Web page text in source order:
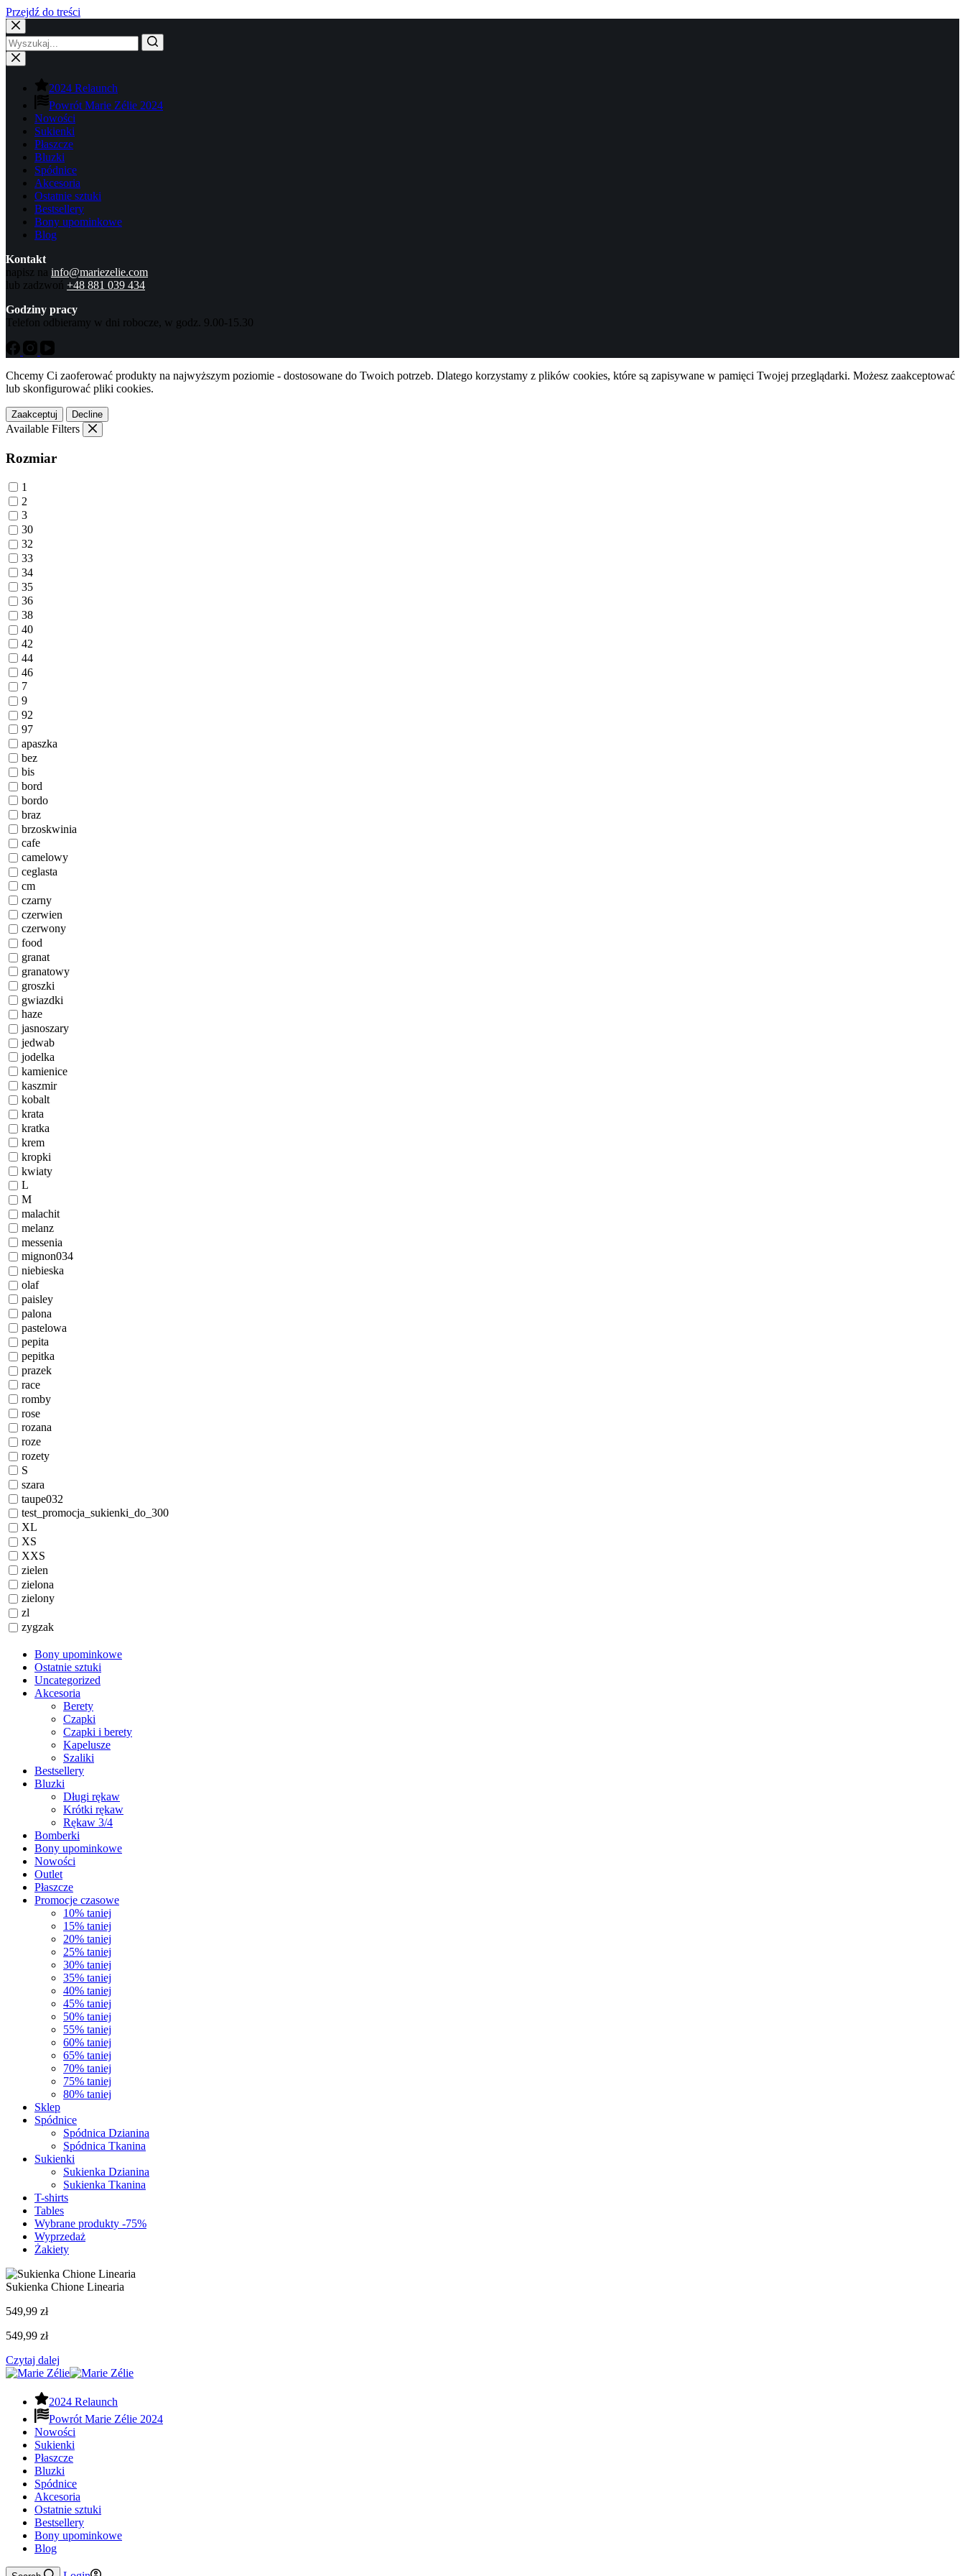
Przejdź do treści
2024 Relaunch
Powrót Marie Zélie 2024
Nowości
Sukienki
Płaszcze
Bluzki
Spódnice
Akcesoria
Ostatnie sztuki
Bestsellery
Bony upominkowe
Blog
Kontakt
napisz na info@mariezelie.com
lub zadzwoń +48 881 039 434
Godziny pracy
Telefon odbieramy w dni robocze, w godz. 9.00-15.30
Chcemy Ci zaoferować produkty na najwyższym poziomie - dostosowane do Twoich potrzeb. Dlatego korzystamy z plików cookies, które są zapisywane w pamięci Twojej przeglądarki. Możesz zaakceptować
lub skonfigurować pliki cookies.
Zaakceptuj Decline
Available Filters
Rozmiar
1
2
3
30
32
33
34
35
36
38
40
42
44
46
7
9
92
97
apaszka
bez
bis
bord
bordo
braz
brzoskwinia
cafe
camelowy
ceglasta
cm
czarny
czerwien
czerwony
food
granat
granatowy
groszki
gwiazdki
haze
jasnoszary
jedwab
jodelka
kamienice
kaszmir
kobalt
krata
kratka
krem
kropki
kwiaty
L
M
malachit
melanz
messenia
mignon034
niebieska
olaf
paisley
palona
pastelowa
pepita
pepitka
prazek
race
romby
rose
rozana
roze
rozety
S
szara
taupe032
test_promocja_sukienki_do_300
XL
XS
XXS
zielen
zielona
zielony
zl
zygzak
Bony upominkowe
Ostatnie sztuki
Uncategorized
Akcesoria
Berety
Czapki
Czapki i berety
Kapelusze
Szaliki
Bestsellery
Bluzki
Długi rękaw
Krótki rękaw
Rękaw 3/4
Bomberki
Bony upominkowe
Nowości
Outlet
Płaszcze
Promocje czasowe
10% taniej
15% taniej
20% taniej
25% taniej
30% taniej
35% taniej
40% taniej
45% taniej
50% taniej
55% taniej
60% taniej
65% taniej
70% taniej
75% taniej
80% taniej
Sklep
Spódnice
Spódnica Dzianina
Spódnica Tkanina
Sukienki
Sukienka Dzianina
Sukienka Tkanina
T-shirts
Tables
Wybrane produkty -75%
Wyprzedaż
Żakiety
Sukienka Chione Linearia
549,99 zł
549,99 zł
Czytaj dalej
2024 Relaunch
Powrót Marie Zélie 2024
Nowości
Sukienki
Płaszcze
Bluzki
Spódnice
Akcesoria
Ostatnie sztuki
Bestsellery
Bony upominkowe
Blog